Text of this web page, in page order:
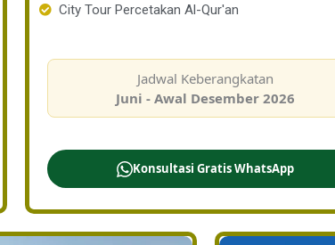
City Tour Percetakan Al-Qur'an
Jadwal Keberangkatan
Juni - Awal Desember 2026
Konsultasi Gratis WhatsApp